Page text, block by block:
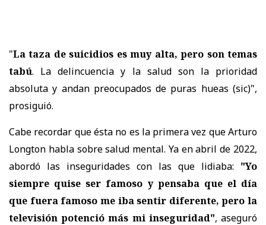
"La taza de suicidios es muy alta, pero son temas
tabú. La delincuencia y la salud son la prioridad
absoluta y andan preocupados de puras hueas (sic)",
prosiguió.
Cabe recordar que ésta no es la primera vez que Arturo
Longton habla sobre salud mental. Ya en abril de 2022,
abordó las inseguridades con las que lidiaba: "Yo
siempre quise ser famoso y pensaba que el día
que fuera famoso me iba sentir diferente, pero la
televisión potenció más mi inseguridad", aseguró